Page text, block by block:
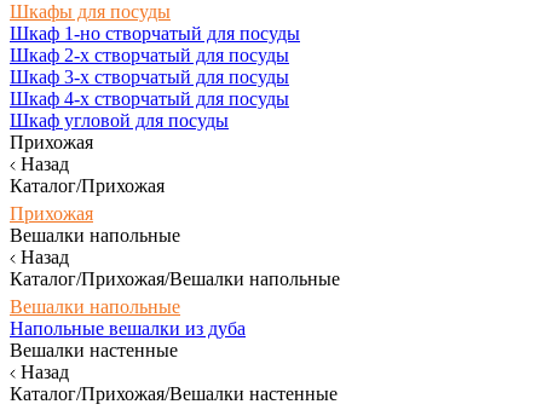
Шкафы для посуды
Шкаф 1-но створчатый для посуды
Шкаф 2-х створчатый для посуды
Шкаф 3-х створчатый для посуды
Шкаф 4-х створчатый для посуды
Шкаф угловой для посуды
Прихожая
Назад
Каталог/Прихожая
Прихожая
Вешалки напольные
Назад
Каталог/Прихожая/Вешалки напольные
Вешалки напольные
Напольные вешалки из дуба
Вешалки настенные
Назад
Каталог/Прихожая/Вешалки настенные